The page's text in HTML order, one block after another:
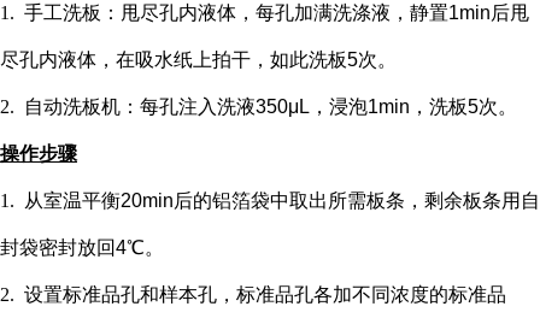
1. 手工洗板：甩尽孔内液体，每孔加满洗涤液，静置1min后甩
尽孔内液体，在吸水纸上拍干，如此洗板5次。
2. 自动洗板机：每孔注入洗液350μL，浸泡1min，洗板5次。
操作步骤
1. 从室温平衡20min后的铝箔袋中取出所需板条，剩余板条用自
封袋密封放回4℃。
2. 设置标准品孔和样本孔 ，标准品孔各加不同浓度的标准品